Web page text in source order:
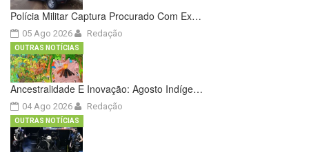
Polícia Militar Captura Procurado Com Ex…
05 Ago 2026 Redação
Ancestralidade E Inovação: Agosto Indíge…
04 Ago 2026
OUTRAS NOTÍCIAS
Redação
OUTRAS NOTÍCIAS